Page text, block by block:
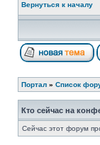
Вернуться к началу
Портал » Список
Кто сейчас на
Сейчас этот форум